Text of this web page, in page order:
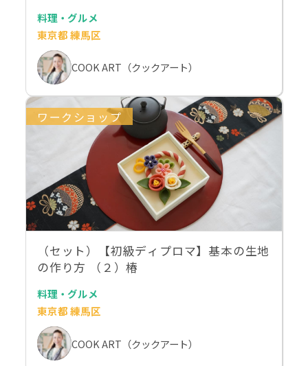
料理・グルメ
東京都 練馬区
COOK ART（クックアート）
ワークショップ
（セット）【初級ディプロマ】基本の生地
の作り方 （２）椿
料理・グルメ
東京都 練馬区
COOK ART（クックアート）